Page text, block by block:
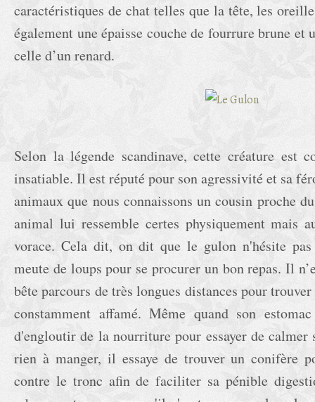
caractéristiques de chat telles que la tête, les
également une épaisse couche de fourrure brune et
celle d’un renard.
Selon la légende scandinave, cette créature est
insatiable. Il est réputé pour son agressivité et sa
animaux que nous connaissons un cousin proche
animal lui ressemble certes physiquement mais
vorace. Cela dit, on dit que le gulon n'hésite
meute de loups pour se procurer un bon repas. Il
bête parcours de très longues distances pour
constamment affamé. Même quand son
d'engloutir de la nourriture pour essayer de
rien à manger, il essaye de trouver un conifère
contre le tronc afin de faciliter sa pénible